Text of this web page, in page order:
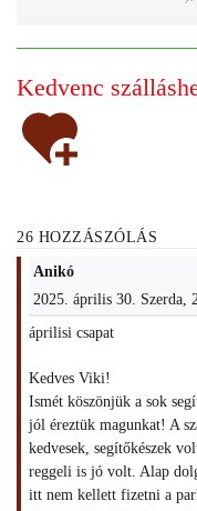
Kedvenc
26 HOZZÁSZÓLÁS
Anikó
2025. április 30. Szerda,
áprilisi csapat
Kedves Viki!
Ismét köszönjük a sok
jól éreztük magunkat! A
kedvesek, segítőkészek
reggeli is jó volt. Alap
itt nem kellett fizetni a